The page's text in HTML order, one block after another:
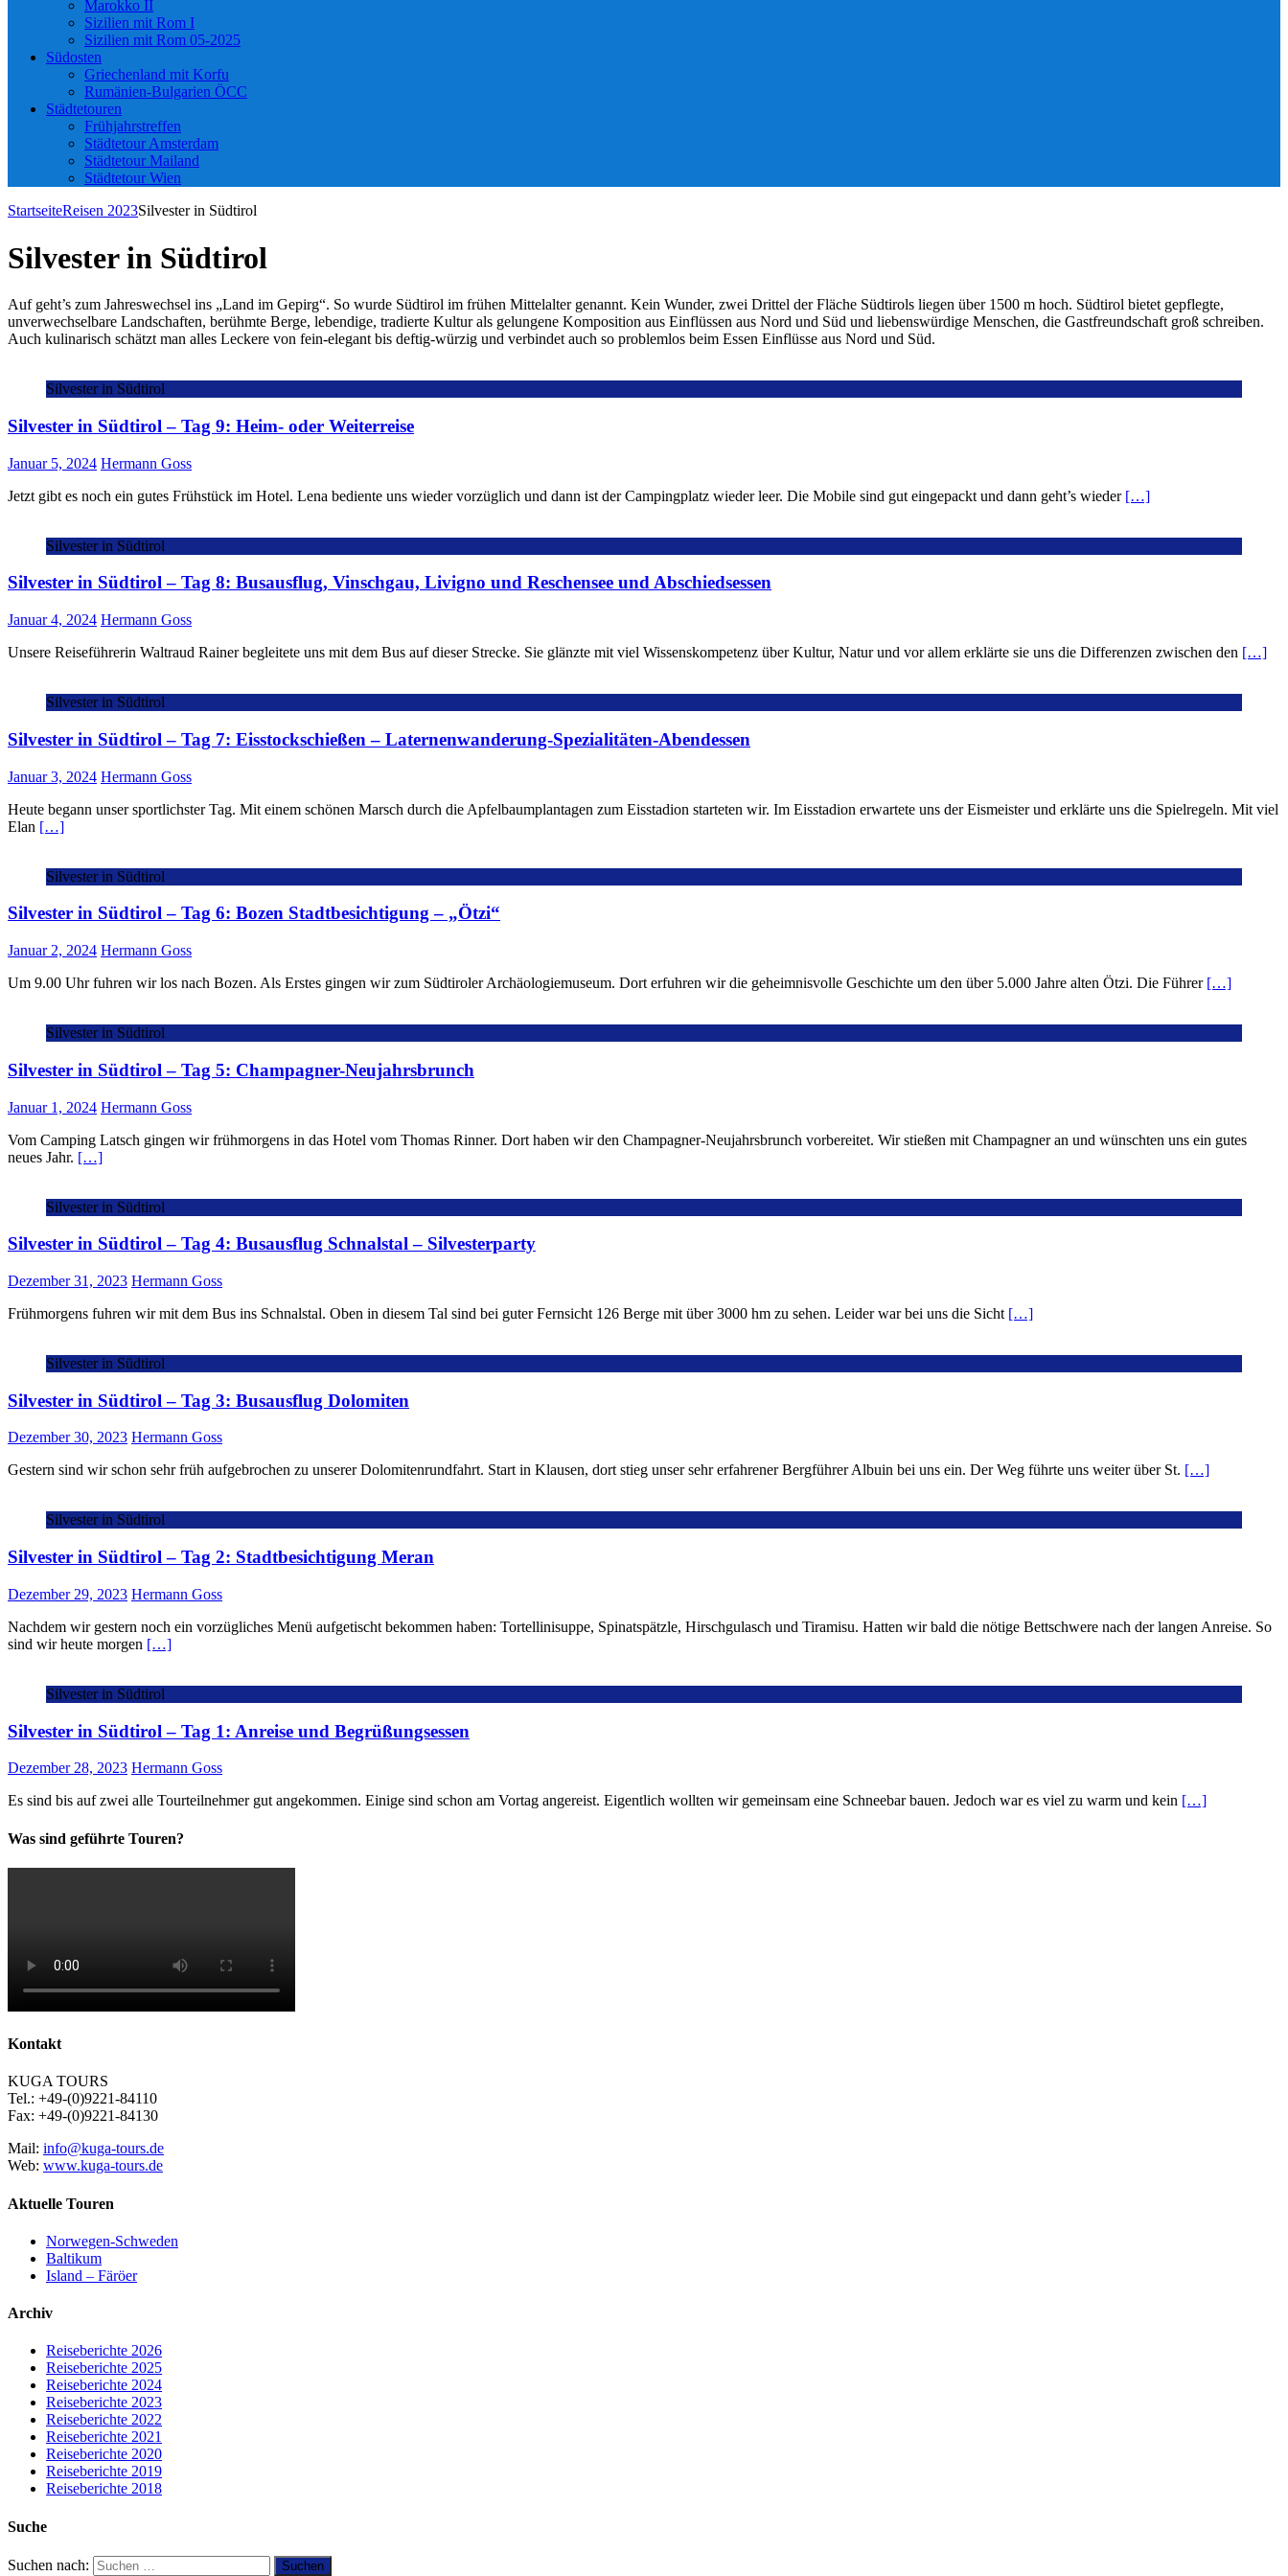
Marokko II
Sizilien mit Rom I
Sizilien mit Rom 05-2025
Südosten
Griechenland mit Korfu
Rumänien-Bulgarien ÖCC
Städtetouren
Frühjahrstreffen
Städtetour Amsterdam
Städtetour Mailand
Städtetour Wien
StartseiteReisen 2023Silvester in Südtirol
Silvester in Südtirol
Auf geht’s zum Jahreswechsel ins „Land im Gepirg“. So wurde Südtirol im frühen Mittelalter genannt. Kein Wunder, zwei Drittel der Fläche Südtirols liegen über 1500 m hoch. Südtirol bietet gepflegte,
unverwechselbare Landschaften, berühmte Berge, lebendige, tradierte Kultur als gelungene Komposition aus Einflüssen aus Nord und Süd und liebenswürdige Menschen, die Gastfreundschaft groß schreiben.
Auch kulinarisch schätzt man alles Leckere von fein-elegant bis deftig-würzig und verbindet auch so problemlos beim Essen Einflüsse aus Nord und Süd.
Silvester in Südtirol
Silvester in Südtirol – Tag 9: Heim- oder Weiterreise
Januar 5, 2024 Hermann Goss
Jetzt gibt es noch ein gutes Frühstück im Hotel. Lena bediente uns wieder vorzüglich und dann ist der Campingplatz wieder leer. Die Mobile sind gut eingepackt und dann geht’s wieder […]
Silvester in Südtirol
Silvester in Südtirol – Tag 8: Busausflug, Vinschgau, Livigno und Reschensee und Abschiedsessen
Januar 4, 2024 Hermann Goss
Unsere Reiseführerin Waltraud Rainer begleitete uns mit dem Bus auf dieser Strecke. Sie glänzte mit viel Wissenskompetenz über Kultur, Natur und vor allem erklärte sie uns die Differenzen zwischen den […]
Silvester in Südtirol
Silvester in Südtirol – Tag 7: Eisstockschießen – Laternenwanderung-Spezialitäten-Abendessen
Januar 3, 2024 Hermann Goss
Heute begann unser sportlichster Tag. Mit einem schönen Marsch durch die Apfelbaumplantagen zum Eisstadion starteten wir. Im Eisstadion erwartete uns der Eismeister und erklärte uns die Spielregeln. Mit viel
Elan […]
Silvester in Südtirol
Silvester in Südtirol – Tag 6: Bozen Stadtbesichtigung – „Ötzi“
Januar 2, 2024 Hermann Goss
Um 9.00 Uhr fuhren wir los nach Bozen. Als Erstes gingen wir zum Südtiroler Archäologiemuseum. Dort erfuhren wir die geheimnisvolle Geschichte um den über 5.000 Jahre alten Ötzi. Die Führer […]
Silvester in Südtirol
Silvester in Südtirol – Tag 5: Champagner-Neujahrsbrunch
Januar 1, 2024 Hermann Goss
Vom Camping Latsch gingen wir frühmorgens in das Hotel vom Thomas Rinner. Dort haben wir den Champagner-Neujahrsbrunch vorbereitet. Wir stießen mit Champagner an und wünschten uns ein gutes
neues Jahr. […]
Silvester in Südtirol
Silvester in Südtirol – Tag 4: Busausflug Schnalstal – Silvesterparty
Dezember 31, 2023 Hermann Goss
Frühmorgens fuhren wir mit dem Bus ins Schnalstal. Oben in diesem Tal sind bei guter Fernsicht 126 Berge mit über 3000 hm zu sehen. Leider war bei uns die Sicht […]
Silvester in Südtirol
Silvester in Südtirol – Tag 3: Busausflug Dolomiten
Dezember 30, 2023 Hermann Goss
Gestern sind wir schon sehr früh aufgebrochen zu unserer Dolomitenrundfahrt. Start in Klausen, dort stieg unser sehr erfahrener Bergführer Albuin bei uns ein. Der Weg führte uns weiter über St. […]
Silvester in Südtirol
Silvester in Südtirol – Tag 2: Stadtbesichtigung Meran
Dezember 29, 2023 Hermann Goss
Nachdem wir gestern noch ein vorzügliches Menü aufgetischt bekommen haben: Tortellinisuppe, Spinatspätzle, Hirschgulasch und Tiramisu. Hatten wir bald die nötige Bettschwere nach der langen Anreise. So
sind wir heute morgen […]
Silvester in Südtirol
Silvester in Südtirol – Tag 1: Anreise und Begrüßungsessen
Dezember 28, 2023 Hermann Goss
Es sind bis auf zwei alle Tourteilnehmer gut angekommen. Einige sind schon am Vortag angereist. Eigentlich wollten wir gemeinsam eine Schneebar bauen. Jedoch war es viel zu warm und kein […]
Was sind geführte Touren?
Kontakt
KUGA TOURS
Tel.: +49-(0)9221-84110
Fax: +49-(0)9221-84130
Mail: info@kuga-tours.de
Web: www.kuga-tours.de
Aktuelle Touren
Norwegen-Schweden
Baltikum
Island – Färöer
Archiv
Reiseberichte 2026
Reiseberichte 2025
Reiseberichte 2024
Reiseberichte 2023
Reiseberichte 2022
Reiseberichte 2021
Reiseberichte 2020
Reiseberichte 2019
Reiseberichte 2018
Suche
Suchen nach: